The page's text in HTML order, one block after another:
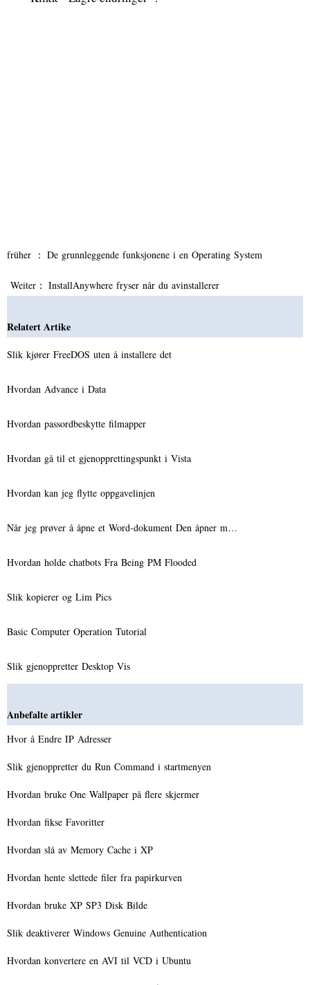
früher ： De grunnleggende funksjonene i en Operating System
Weiter： InstallAnywhere fryser når du avinstallerer
Relatert Artike
Slik kjører FreeDOS uten å installere det
Hvordan Advance i Data
Hvordan passordbeskytte filmapper
Hvordan gå til et gjenopprettingspunkt i Vista
Hvordan kan jeg flytte oppgavelinjen
Når jeg prøver å åpne et Word-dokument Den åpner m…
Hvordan holde chatbots Fra Being PM Flooded
Slik kopierer og Lim Pics
Basic Computer Operation Tutorial
Slik gjenoppretter Desktop Vis
Anbefalte artikler
Hvor å Endre IP Adresser
Slik gjenoppretter du Run Command i startmenyen
Hvordan bruke One Wallpaper på flere skjermer
Hvordan fikse Favoritter
Hvordan slå av Memory Cache i XP
Hvordan hente slettede filer fra papirkurven
Hvordan bruke XP SP3 Disk Bilde
Slik deaktiverer Windows Genuine Authentication
Hvordan konvertere en AVI til VCD i Ubuntu